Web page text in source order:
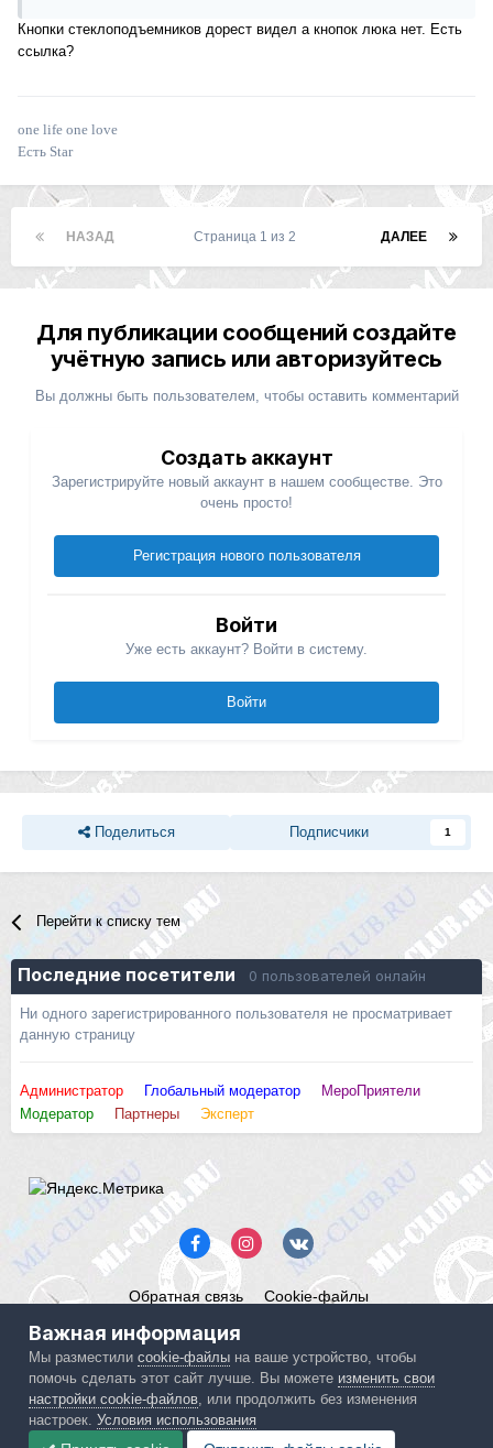
Кнопки стеклоподъемников дорест видел а кнопок люка нет. Есть
ссылка?
one life one love
Есть Star
НАЗАД ДАЛЕЕ
Страница 1 из 2
Для публикации сообщений создайте
учётную запись или авторизуйтесь
Вы должны быть пользователем, чтобы оставить комментарий
Создать аккаунт
Зарегистрируйте новый аккаунт в нашем сообществе. Это
очень просто!
Регистрация нового пользователя
Войти
Уже есть аккаунт? Войти в систему.
Войти
Поделиться Подписчики 1
Перейти к списку тем
Последние посетители 0 пользователей онлайн
Ни одного зарегистрированного пользователя не просматривает
данную страницу
Администратор Глобальный модератор
МероПриятели
Модератор
Партнеры Эксперт
Обратная связь Cookie-файлы
Powered by Invision Community
Важная информация
Мы разместилиcookie-файлы на ваше устройство, чтобы
помочь сделать этот сайт лучше. Вы можете изменить свои
настройки cookie-файлов , или продолжить без изменения
настроек.Условия использования
IPS spam blocked by CleanTalk.